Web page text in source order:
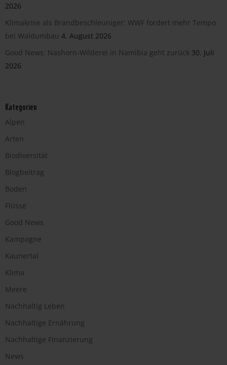
2026
Klimakrise als Brandbeschleuniger: WWF fordert mehr Tempo
bei Waldumbau 4. August 2026
Good News: Nashorn-Wilderei in Namibia geht zurück 30. Juli
2026
Kategorien
Alpen
Arten
Biodiversität
Blogbeitrag
Boden
Flüsse
Good News
Kampagne
Kaunertal
Klima
Meere
Nachhaltig Leben
Nachhaltige Ernährung
Nachhaltige Finanzierung
News